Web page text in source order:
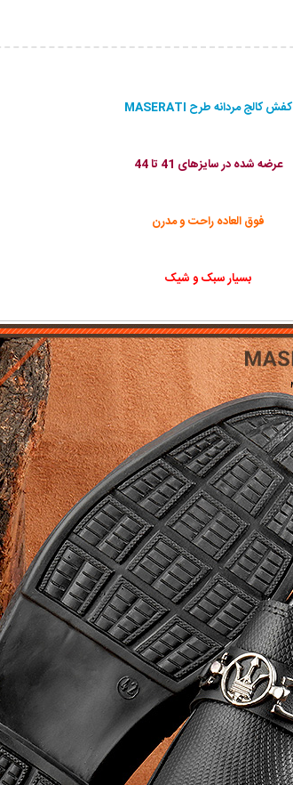
کفش کالج مردانه طرح MASERATI
عرضه شده در سایزهای 41 تا 44
فوق العاده راحت و مدرن
بسیار سبک و شیک